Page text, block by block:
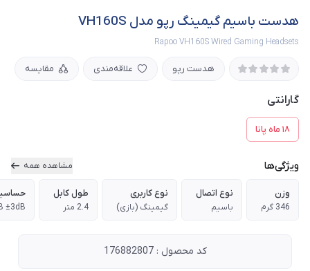
هدست باسیم گیمینگ رپو مدل VH160S
Rapoo VH160S Wired Gaming Headsets
هدست رپو علاقه‌مندی مقایسه
گارانتی
۱۸ ماه پانا
ویژگی‌ها مشاهده همه
وزن
346 گرم
نوع اتصال
باسیم
نوع کاربری
گیمینگ (بازی)
طول کابل
2.4 متر ±3dB
کد محصول : 176882807